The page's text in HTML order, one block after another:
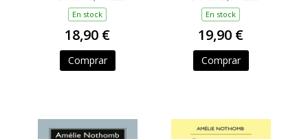
En stock
18,90 €
Comprar
En stock
19,90 €
Comprar